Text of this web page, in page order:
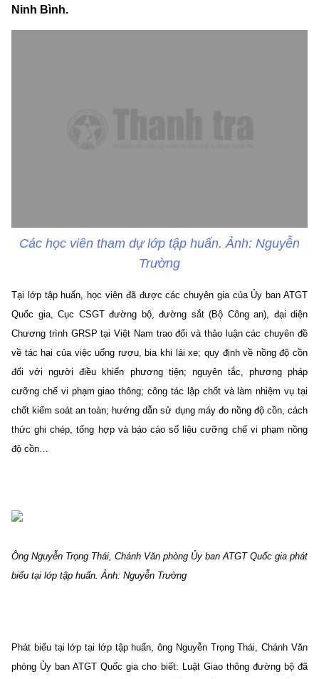
Ninh Bình.
Các học viên tham dự lớp tập huấn. Ảnh: Nguyễn
Trường
Tại lớp tập huấn, học viên đã được các chuyên gia của Ủy ban ATGT
Quốc gia, Cục CSGT đường bộ, đường sắt (Bộ Công an), đại diện
Chương trình GRSP tại Việt Nam trao đổi và thảo luận các chuyên đề
về tác hại của việc uống rượu, bia khi lái xe; quy định về nồng độ cồn
đối với người điều khiển phương tiện; nguyên tắc, phương pháp
cưỡng chế vi phạm giao thông; công tác lập chốt và làm nhiệm vụ tại
chốt kiểm soát an toàn; hướng dẫn sử dụng máy đo nồng độ cồn, cách
thức ghi chép, tổng hợp và báo cáo số liệu cưỡng chế vi phạm nồng
độ cồn…
Ông Nguyễn Trọng Thái, Chánh Văn phòng Ủy ban ATGT Quốc gia phát
biểu tại lớp tập huấn. Ảnh: Nguyễn Trường
Phát biểu tại lớp tại lớp tập huấn, ông Nguyễn Trọng Thái, Chánh Văn
phòng Ủy ban ATGT Quốc gia cho biết: Luật Giao thông đường bộ đã